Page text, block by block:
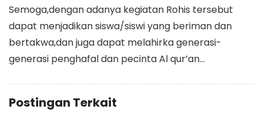
Semoga,dengan adanya kegiatan Rohis tersebut
dapat menjadikan siswa/siswi yang beriman dan
bertakwa,dan juga dapat melahirka generasi-
generasi penghafal dan pecinta Al qur’an…
Postingan Terkait